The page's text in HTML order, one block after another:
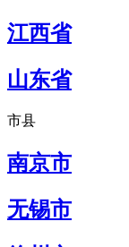
江西省
山东省
市县
南京市
无锡市